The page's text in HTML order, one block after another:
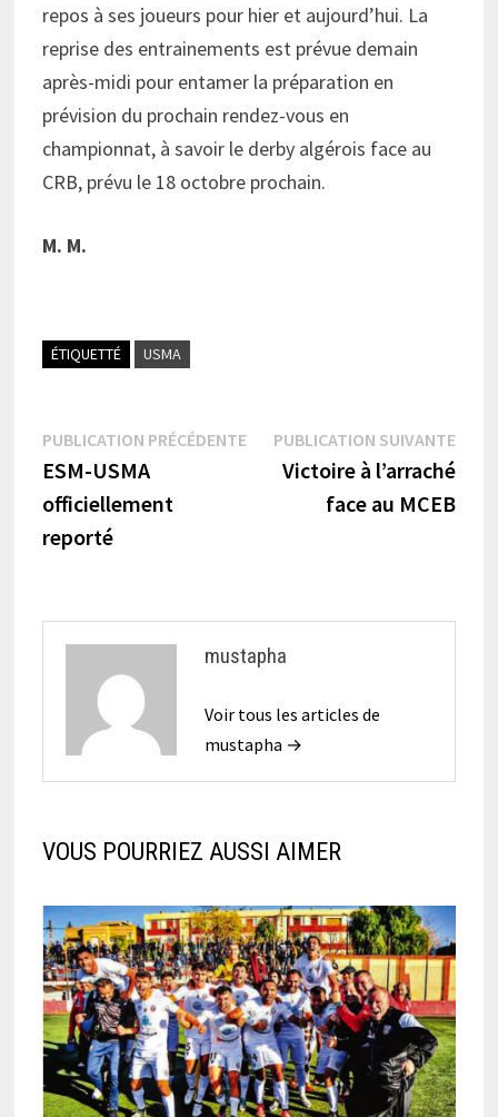
repos à ses joueurs pour hier et aujourd’hui. La
reprise des entrainements est prévue demain
après-midi pour entamer la préparation en
prévision du prochain rendez-vous en
championnat, à savoir le derby algérois face au
CRB, prévu le 18 octobre prochain.
M. M.
ÉTIQUETTÉ USMA
Navigation
de
l’article
PUBLICATION PRÉCÉDENTEPublication
précédente :
ESM-USMA
officiellement
reporté
PUBLICATION SUIVANTE
Victoire à l’arraché
face au MCEB
mustapha
Voir tous les articles de
mustapha →
VOUS POURRIEZ AUSSI AIMER